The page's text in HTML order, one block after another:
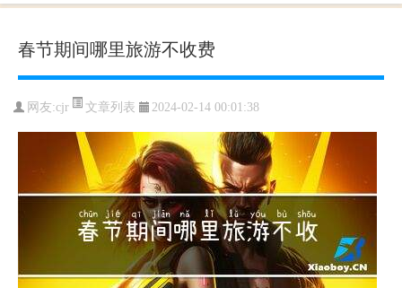
春节期间哪里旅游不收费
网友:cjr 文章列表 2024-02-14 00:01:38